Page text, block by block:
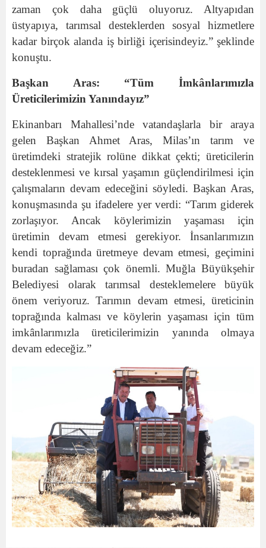
zaman çok daha güçlü oluyoruz. Altyapıdan
üstyapıya, tarımsal desteklerden sosyal hizmetlere
kadar birçok alanda iş birliği içerisindeyiz.” şeklinde
konuştu.
Başkan Aras: “Tüm İmkânlarımızla
Üreticilerimizin Yanındayız”
Ekinanbarı Mahallesi’nde vatandaşlarla bir araya
gelen Başkan Ahmet Aras, Milas’ın tarım ve
üretimdeki stratejik rolüne dikkat çekti; üreticilerin
desteklenmesi ve kırsal yaşamın güçlendirilmesi için
çalışmaların devam edeceğini söyledi. Başkan Aras,
konuşmasında şu ifadelere yer verdi: “Tarım giderek
zorlaşıyor. Ancak köylerimizin yaşaması için
üretimin devam etmesi gerekiyor. İnsanlarımızın
kendi toprağında üretmeye devam etmesi, geçimini
buradan sağlaması çok önemli. Muğla Büyükşehir
Belediyesi olarak tarımsal desteklemelere büyük
önem veriyoruz. Tarımın devam etmesi, üreticinin
toprağında kalması ve köylerin yaşaması için tüm
imkânlarımızla üreticilerimizin yanında olmaya
devam edeceğiz.”